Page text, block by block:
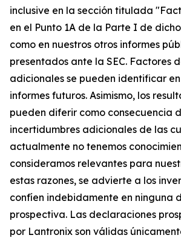
inclusive en la sección titulada
en el Punto 1A de la Parte I de
como en nuestros otros informes
presentados ante la SEC. Factores
adicionales se pueden identificar
informes futuros. Asimismo, los
pueden diferir como consecuencia
incertidumbres adicionales de las
actualmente no tenemos
consideramos relevantes para
estas razones, se advierte a los
confíen indebidamente en ninguna
prospectiva. Las declaraciones
por Lantronix son válidas